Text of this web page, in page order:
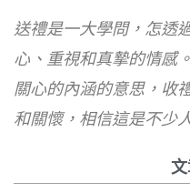
送禮是一大學問，怎透
心、重視和真摯的情感
關心的內涵的意思，收
和關懷，相信這是不少